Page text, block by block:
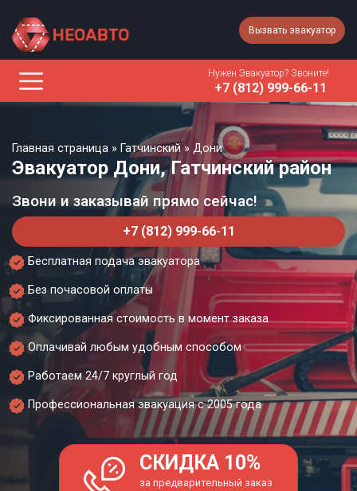
Вызвать эвакуатор
Нужен Эвакуатор? Звоните!
+7 (812) 999-66-11
Главная страница » Гатчинский » Дони
Эвакуатор Дони, Гатчинский район
Звони и заказывай прямо сейчас!
+7 (812) 999-66-11
Бесплатная подача эвакуатора
Без почасовой оплаты
Фиксированная стоимость в момент заказа
Оплачивай любым удобным способом
Работаем 24/7 круглый год
Профессиональная эвакуация с 2005 года
СКИДКА 10%
за предварительный заказ